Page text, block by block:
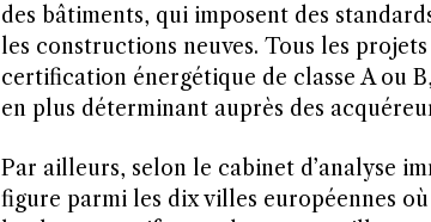
des bâtiments, qui imposent des
les constructions neuves. Tous les
certification énergétique de classe A ou
en plus déterminant auprès des
Par ailleurs, selon le cabinet d’analyse
figure parmi les dix villes européennes